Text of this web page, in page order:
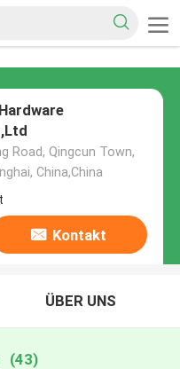
Road, Qingcun Town,
China,China
Kontakt
ÜBER UNS
(43)